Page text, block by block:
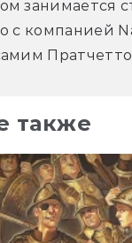
занимается
с компанией
также